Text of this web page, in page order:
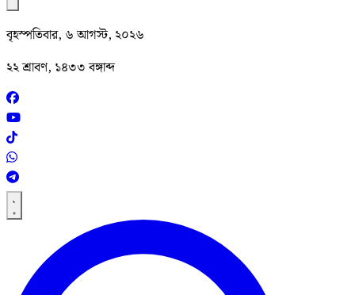
বৃহস্পতিবার, ৬ আগস্ট, ২০২৬
২২ শ্রাবণ, ১৪৩৩ বঙ্গাব্দ